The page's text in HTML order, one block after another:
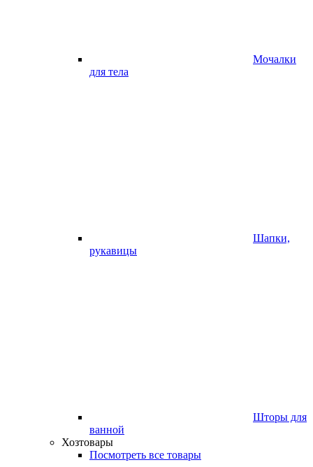
Мочалки
для тела
Шапки,
рукавицы
Шторы для
ванной
Хозтовары
Посмотреть все товары